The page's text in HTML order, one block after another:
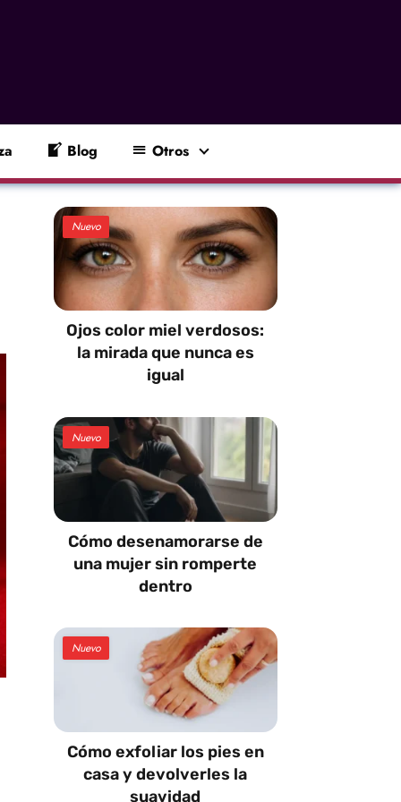
Blog Otros
Nuevo
Ojos color miel verdosos:
la mirada que nunca es
igual
Nuevo
Cómo desenamorarse de
una mujer sin romperte
dentro
Nuevo
Cómo exfoliar los pies en
casa y devolverles la
suavidad